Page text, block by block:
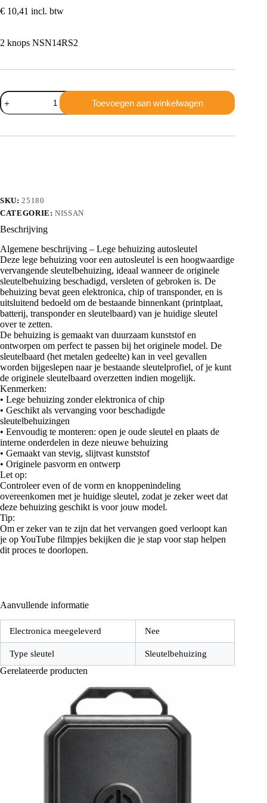
€ 10,41 incl. btw
2 knops NSN14RS2
Nissan
2
knops
aantal
Toevoegen aan winkelwagen
SKU:25180
CATEGORIE:NISSAN
Beschrijving
Algemene beschrijving – Lege behuizing autosleutel
Deze lege behuizing voor een autosleutel is een hoogwaardige
vervangende sleutelbehuizing, ideaal wanneer de originele
sleutelbehuizing beschadigd, versleten of gebroken is. De
behuizing bevat geen elektronica, chip of transponder, en is
uitsluitend bedoeld om de bestaande binnenkant (printplaat,
batterij, transponder en sleutelbaard) van je huidige sleutel
over te zetten.
De behuizing is gemaakt van duurzaam kunststof en
ontworpen om perfect te passen bij het originele model. De
sleutelbaard (het metalen gedeelte) kan in veel gevallen
worden bijgeslepen naar je bestaande sleutelprofiel, of je kunt
de originele sleutelbaard overzetten indien mogelijk.
Kenmerken:
• Lege behuizing zonder elektronica of chip
• Geschikt als vervanging voor beschadigde
sleutelbehuizingen
• Eenvoudig te monteren: open je oude sleutel en plaats de
interne onderdelen in deze nieuwe behuizing
• Gemaakt van stevig, slijtvast kunststof
• Originele pasvorm en ontwerp
Let op:
Controleer even of de vorm en knoppenindeling
overeenkomen met je huidige sleutel, zodat je zeker weet dat
deze behuizing geschikt is voor jouw model.
Tip:
Om er zeker van te zijn dat het vervangen goed verloopt kan
je op YouTube filmpjes bekijken die je stap voor stap helpen
dit proces te doorlopen.
Aanvullende informatie
Electronica meegeleverd Nee
Type sleutel Sleutelbehuizing
Gerelateerde producten